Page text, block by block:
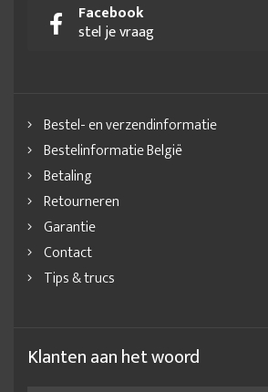
Facebook
stel je vraag
Bestel- en verzendinformatie
Bestelinformatie België
Betaling
Retourneren
Garantie
Contact
Tips & trucs
Klanten aan het woord